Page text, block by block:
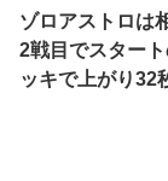
ゾロアストロは
2戦目でスター
ッキで上がり32